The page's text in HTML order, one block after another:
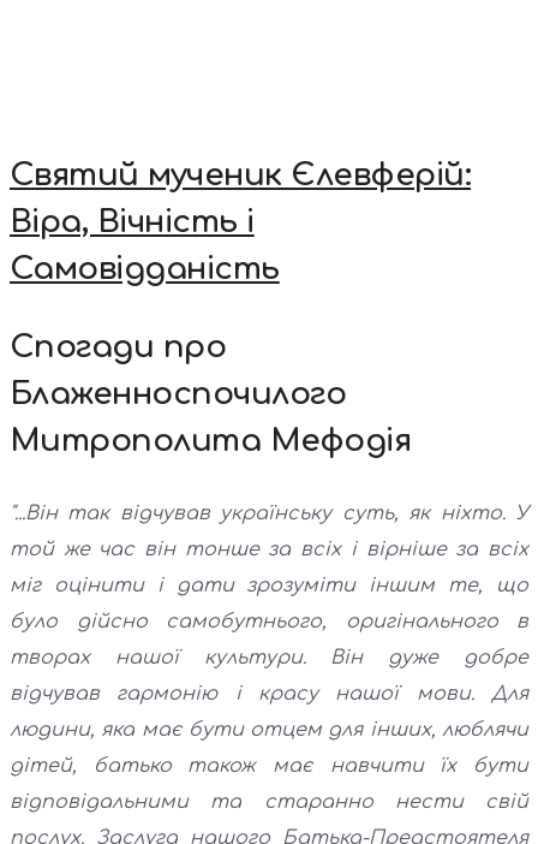
Святий мученик Єлевферій:
Віра, Вічність і
Самовідданість
Спогади про
Блаженноспочилого
Митрополита Мефодія
"...Він так відчував українську суть, як ніхто. У
той же час він тонше за всіх і вірніше за всіх
міг оцінити і дати зрозуміти іншим те, що
було дійсно самобутнього, оригінального в
творах нашої культури. Він дуже добре
відчував гармонію і красу нашої мови. Для
людини, яка має бути отцем для інших, люблячи
дітей, батько також має навчити їх бути
відповідальними та старанно нести свій
послух. Заслуга нашого Батька-Предстоятеля